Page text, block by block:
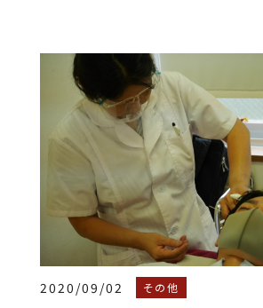
2020/09/02 その他